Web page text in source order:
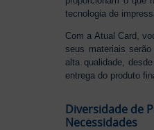
tecnologia de
Com a Atual Card,
seus materiais
alta qualidade,
entrega do produto
Diversidade de
Necessidades